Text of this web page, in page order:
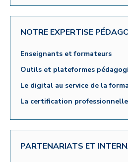
NOTRE EXPERTISE
Enseignants et formateurs
Outils et plateformes
Le digital au service de la
La certification professionnelle
PARTENARIATS ET